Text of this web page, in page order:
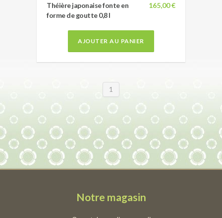
165,00 €
Théière japonaise fonte en
forme de goutte 0,8 l
AJOUTER AU PANIER
1
Notre magasin